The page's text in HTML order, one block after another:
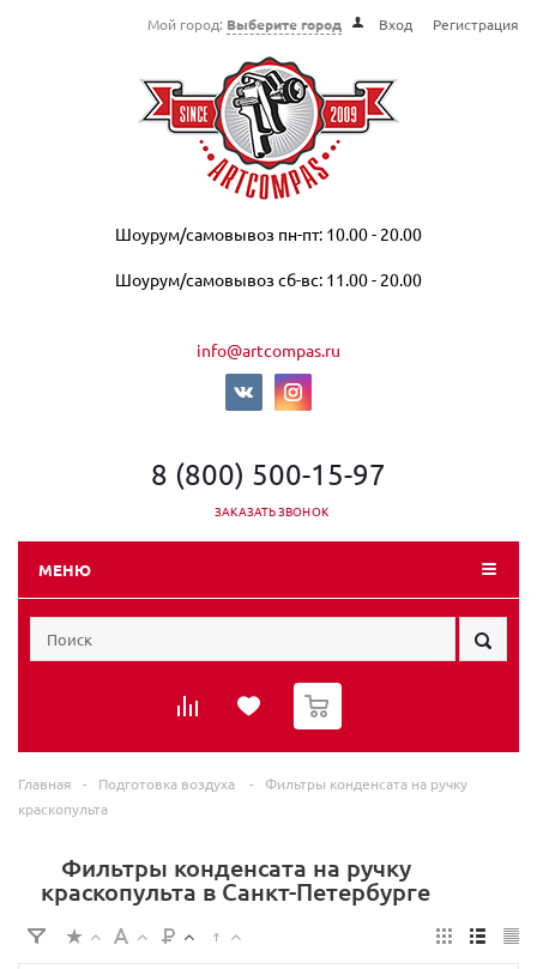
Мой город: Выберите город Вход Регистрация
Шоурум/самовывоз пн-пт: 10.00 - 20.00
Шоурум/самовывоз сб-вс: 11.00 - 20.00
info@artcompas.ru
8 (800) 500-15-97
ЗАКАЗАТЬ ЗВОНОК
МЕНЮ
0
Главная - Подготовка воздуха -
Фильтры конденсата на ручку
краскопульта
Фильтры конденсата на ручку
краскопульта в Санкт-Петербурге